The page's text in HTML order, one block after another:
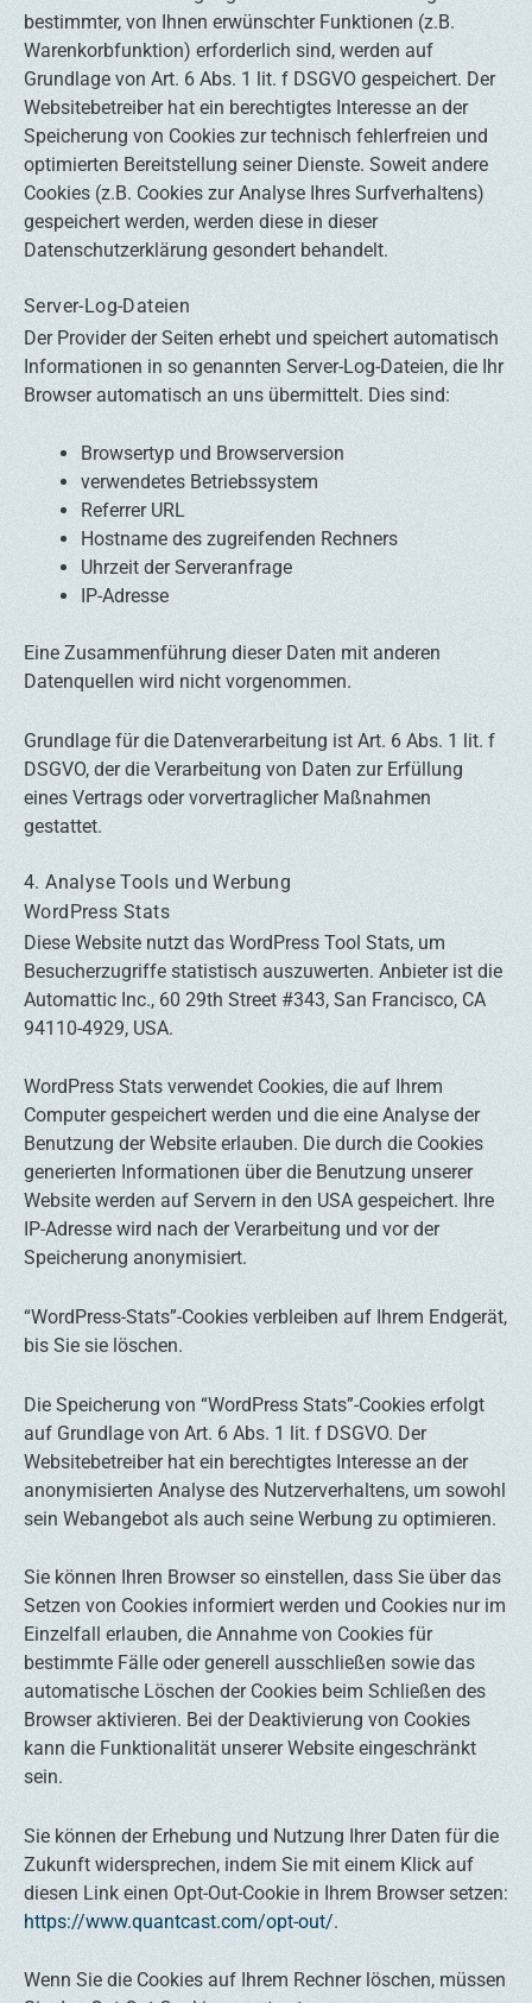
bestimmter, von Ihnen erwünschter Funktionen (z.B.
Warenkorbfunktion) erforderlich sind, werden auf
Grundlage von Art. 6 Abs. 1 lit. f DSGVO gespeichert. Der
Websitebetreiber hat ein berechtigtes Interesse an der
Speicherung von Cookies zur technisch fehlerfreien und
optimierten Bereitstellung seiner Dienste. Soweit andere
Cookies (z.B. Cookies zur Analyse Ihres Surfverhaltens)
gespeichert werden, werden diese in dieser
Datenschutzerklärung gesondert behandelt.
Server-Log-Dateien
Der Provider der Seiten erhebt und speichert automatisch
Informationen in so genannten Server-Log-Dateien, die Ihr
Browser automatisch an uns übermittelt. Dies sind:
Browsertyp und Browserversion
verwendetes Betriebssystem
Referrer URL
Hostname des zugreifenden Rechners
Uhrzeit der Serveranfrage
IP-Adresse
Eine Zusammenführung dieser Daten mit anderen
Datenquellen wird nicht vorgenommen.
Grundlage für die Datenverarbeitung ist Art. 6 Abs. 1 lit. f
DSGVO, der die Verarbeitung von Daten zur Erfüllung
eines Vertrags oder vorvertraglicher Maßnahmen
gestattet.
4. Analyse Tools und Werbung
WordPress Stats
Diese Website nutzt das WordPress Tool Stats, um
Besucherzugriffe statistisch auszuwerten. Anbieter ist die
Automattic Inc., 60 29th Street #343, San Francisco, CA
94110-4929, USA.
WordPress Stats verwendet Cookies, die auf Ihrem
Computer gespeichert werden und die eine Analyse der
Benutzung der Website erlauben. Die durch die Cookies
generierten Informationen über die Benutzung unserer
Website werden auf Servern in den USA gespeichert. Ihre
IP-Adresse wird nach der Verarbeitung und vor der
Speicherung anonymisiert.
“WordPress-Stats”-Cookies verbleiben auf Ihrem Endgerät,
bis Sie sie löschen.
Die Speicherung von “WordPress Stats”-Cookies erfolgt
auf Grundlage von Art. 6 Abs. 1 lit. f DSGVO. Der
Websitebetreiber hat ein berechtigtes Interesse an der
anonymisierten Analyse des Nutzerverhaltens, um sowohl
sein Webangebot als auch seine Werbung zu optimieren.
Sie können Ihren Browser so einstellen, dass Sie über das
Setzen von Cookies informiert werden und Cookies nur im
Einzelfall erlauben, die Annahme von Cookies für
bestimmte Fälle oder generell ausschließen sowie das
automatische Löschen der Cookies beim Schließen des
Browser aktivieren. Bei der Deaktivierung von Cookies
kann die Funktionalität unserer Website eingeschränkt
sein.
Sie können der Erhebung und Nutzung Ihrer Daten für die
Zukunft widersprechen, indem Sie mit einem Klick auf
diesen Link einen Opt-Out-Cookie in Ihrem Browser setzen:
https://www.quantcast.com/opt-out/.
Wenn Sie die Cookies auf Ihrem Rechner löschen, müssen